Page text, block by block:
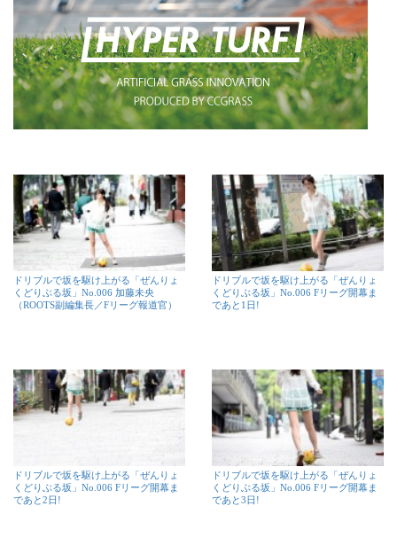
ドリブルで坂を駆け上がる「ぜんりょ
くどりぶる坂」No.006 加藤未央
（ROOTS副編集長／Fリーグ報道官）
ドリブルで坂を駆け上がる「ぜんりょ
くどりぶる坂」No.006 Fリーグ開幕ま
であと1日!
ドリブルで坂を駆け上がる「ぜんりょ
くどりぶる坂」No.006 Fリーグ開幕ま
であと2日!
ドリブルで坂を駆け上がる「ぜんりょ
くどりぶる坂」No.006 Fリーグ開幕ま
であと3日!